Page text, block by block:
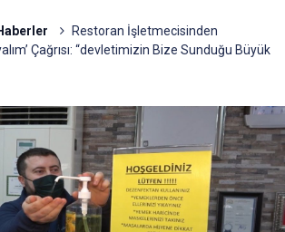
Restoran İşletmecisinden
Çağrısı: “devletimizin Bize Sunduğu Büyük